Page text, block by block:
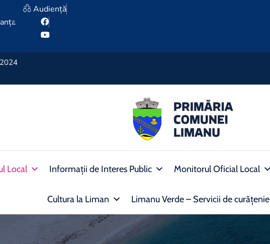
Audiență
Local Informații de Interes Public Monitorul Oficial Local
Cultura la Liman Limanu Verde – Servicii de curățenie